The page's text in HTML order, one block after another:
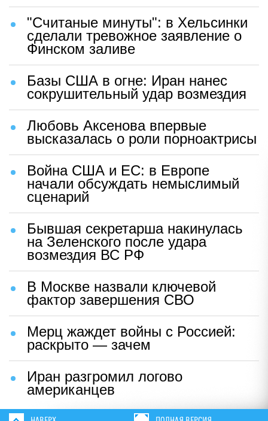
"Считаные минуты": в Хельсинки
сделали тревожное заявление о
Финском заливе
Базы США в огне: Иран нанес
сокрушительный удар возмездия
Любовь Аксенова впервые
высказалась о роли порноактрисы
Война США и ЕС: в Европе
начали обсуждать немыслимый
сценарий
Бывшая секретарша накинулась
на Зеленского после удара
возмездия ВС РФ
В Москве назвали ключевой
фактор завершения СВО
Мерц жаждет войны с Россией:
раскрыто — зачем
Иран разгромил логово
американцев